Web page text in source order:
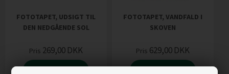
FOTOTAPET, UDSIGT TIL
DEN NEDGÅENDE SOL
Pris 269,00 DKK
FOTOTAPET, VANDFALD I
SKOVEN
Pris 629,00 DKK